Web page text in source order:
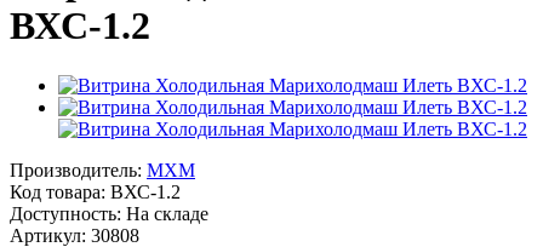
ВХС-1.2
Производитель: MXM
Код товара: ВХС-1.2
Доступность: На складе
Артикул: 30808